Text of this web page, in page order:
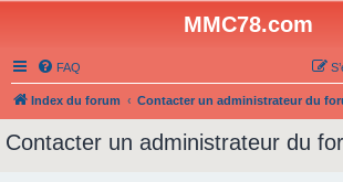
MMC78.com
FAQ
Index du forum Contacter un administrateur du
Contacter un administrateur du